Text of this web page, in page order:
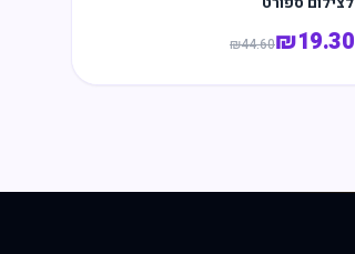
₪19.30
₪44.60